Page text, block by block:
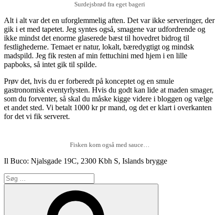
Surdejsbrød fra eget bageri
Alt i alt var det en uforglemmelig aften. Det var ikke serveringer, der
gik i et med tapetet. Jeg syntes også, smagene var udfordrende og
ikke mindst det enorme glaserede bæst til hovedret bidrog til
festlighederne. Temaet er natur, lokalt, bæredygtigt og mindsk
madspild. Jeg fik resten af min fettuchini med hjem i en lille
papboks, så intet gik til spilde.
Prøv det, hvis du er forberedt på konceptet og en smule
gastronomisk eventyrlysten. Hvis du godt kan lide at maden smager,
som du forventer, så skal du måske kigge videre i bloggen og vælge
et andet sted. Vi betalt 1000 kr pr mand, og det er klart i overkanten
for det vi fik serveret.
Fisken kom også med sauce…
Il Buco: Njalsgade 19C, 2300 Kbh S, Islands brygge
Søg
efter: